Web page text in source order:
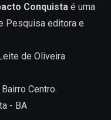
Conquista é uma
Pesquisa editora e
de Oliveira
Centro.
- BA